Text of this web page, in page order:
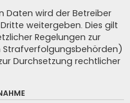
Daten wird der Betreiber
weitergeben. Dies gilt
Regelungen zur
Strafverfolgungsbehörden)
Durchsetzung rechtlicher